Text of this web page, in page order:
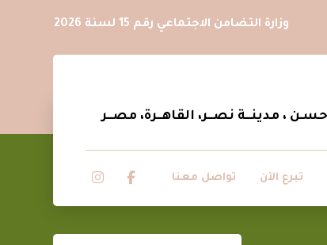
وزارة التضامن الاجتماعي رقم 15 لسنة 2026
تبرع الآن تواصل معنا